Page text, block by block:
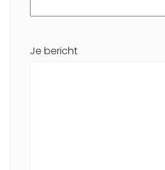
Je bericht